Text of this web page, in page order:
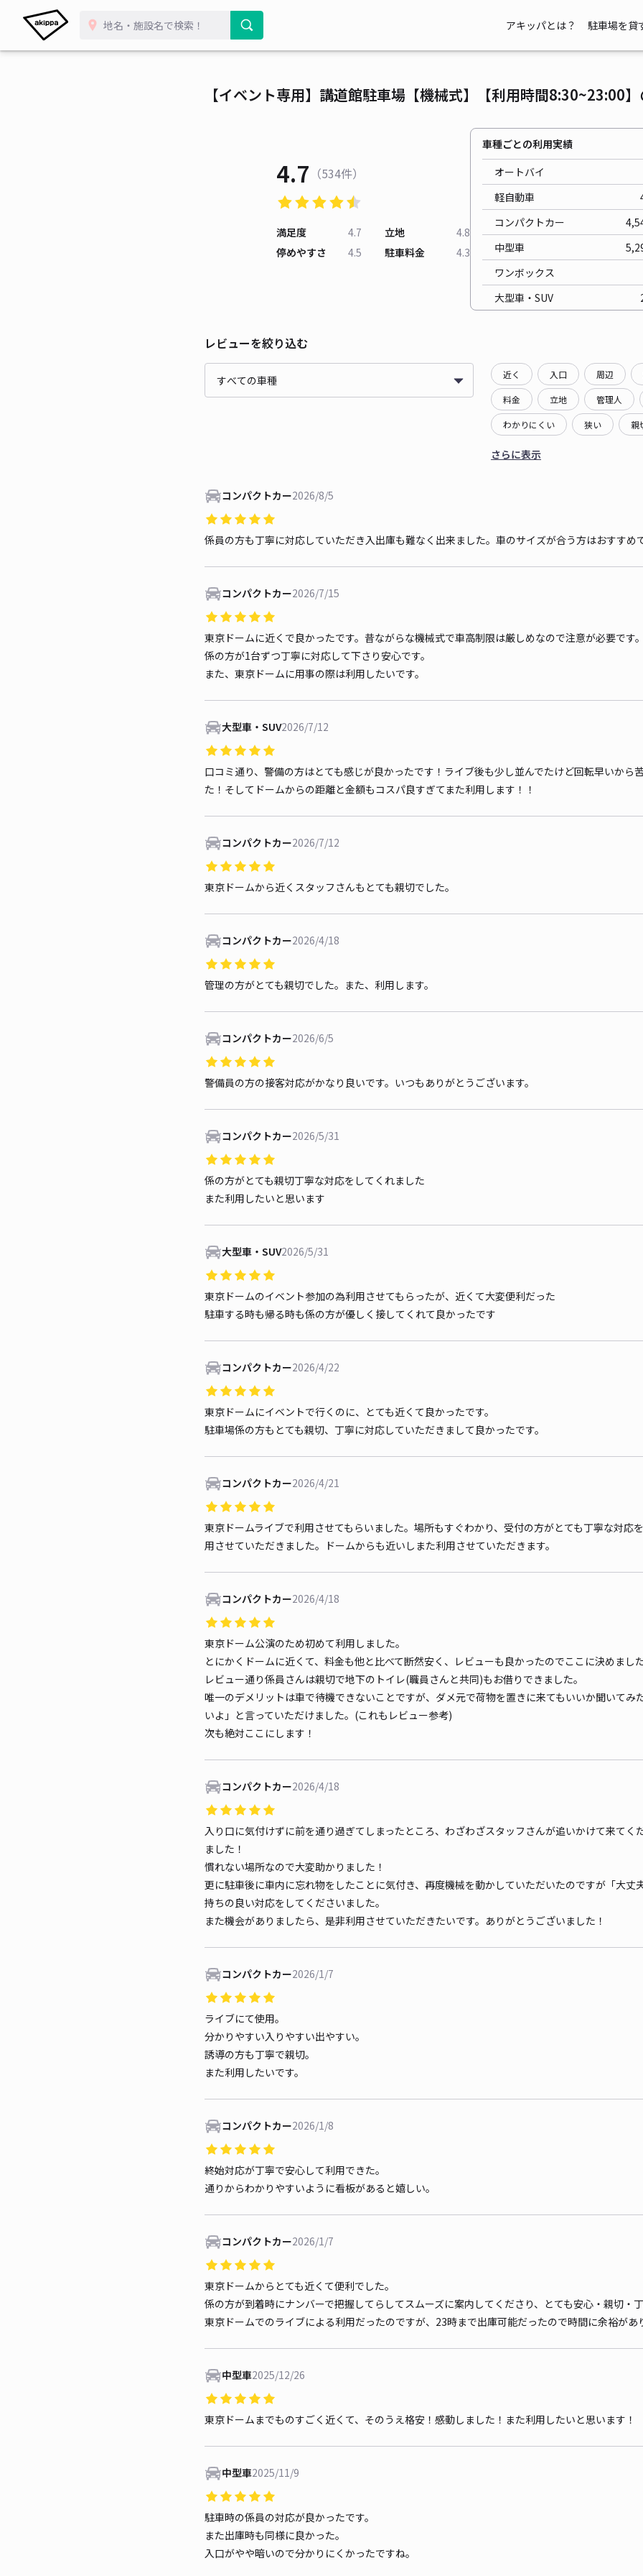
アキッパとは？ 駐車場を貸
【イベント専用】講道館駐車場【機械式】【利用時間8:30~23:00
4.7 （534件）
満足度 4.7 立地
4.8
停めやすさ
4.5 駐車料金 4.3
車種ごとの利用実績
オートバイ
軽自動車
コンパクトカー
中型車
ワンボックス
大型車・SUV
レビューを絞り込む
近く 入口 周辺
料金 立地 管理人
わかりにくい 狭い 親
さらに表示
コンパクトカー2026/8/5
係員の方も丁寧に対応していただき入出庫も難なく出来ました。車のサイズが合う方はおすすめで
コンパクトカー2026/7/15
東京ドームに近くで良かったです。昔ながらな機械式で車高制限は厳しめなので注意が必要です。
係の方が1台ずつ丁寧に対応して下さり安心です。
また、東京ドームに用事の際は利用したいです。
大型車・SUV2026/7/12
口コミ通り、警備の方はとても感じが良かったです！ライブ後も少し並んでたけど回転早いから
た！そしてドームからの距離と金額もコスパ良すぎてまた利用します！！
コンパクトカー2026/7/12
東京ドームから近くスタッフさんもとても親切でした。
コンパクトカー2026/4/18
管理の方がとても親切でした。また、利用します。
コンパクトカー2026/6/5
警備員の方の接客対応がかなり良いです。いつもありがとうございます。
コンパクトカー2026/5/31
係の方がとても親切丁寧な対応をしてくれました
また利用したいと思います
大型車・SUV2026/5/31
東京ドームのイベント参加の為利用させてもらったが、近くて大変便利だった
駐車する時も帰る時も係の方が優しく接してくれて良かったです
コンパクトカー2026/4/22
東京ドームにイベントで行くのに、とても近くて良かったです。
駐車場係の方もとても親切、丁寧に対応していただきまして良かったです。
コンパクトカー2026/4/21
東京ドームライブで利用させてもらいました。場所もすぐわかり、受付の方がとても丁寧な対応
用させていただきました。ドームからも近いしまた利用させていただきます。
コンパクトカー2026/4/18
東京ドーム公演のため初めて利用しました。
とにかくドームに近くて、料金も他と比べて断然安く、レビューも良かったのでここに決めました
レビュー通り係員さんは親切で地下のトイレ(職員さんと共同)もお借りできました。
唯一のデメリットは車で待機できないことですが、ダメ元で荷物を置きに来てもいいか聞いてみ
いよ」と言っていただけました。(これもレビュー参考)
次も絶対ここにします！
コンパクトカー2026/4/18
入り口に気付けずに前を通り過ぎてしまったところ、わざわざスタッフさんが追いかけて来てく
ました！
慣れない場所なので大変助かりました！
更に駐車後に車内に忘れ物をしたことに気付き、再度機械を動かしていただいたのですが「大丈
持ちの良い対応をしてくださいました。
また機会がありましたら、是非利用させていただきたいです。ありがとうございました！
コンパクトカー2026/1/7
ライブにて使用。
分かりやすい入りやすい出やすい。
誘導の方も丁寧で親切。
また利用したいです。
コンパクトカー2026/1/8
終始対応が丁寧で安心して利用できた。
通りからわかりやすいように看板があると嬉しい。
コンパクトカー2026/1/7
東京ドームからとても近くて便利でした。
係の方が到着時にナンバーで把握してらしてスムーズに案内してくださり、とても安心・親切・
東京ドームでのライブによる利用だったのですが、23時まで出庫可能だったので時間に余裕があ
中型車2025/12/26
東京ドームまでものすごく近くて、そのうえ格安！感動しました！また利用したいと思います！
中型車2025/11/9
駐車時の係員の対応が良かったです。
また出庫時も同様に良かった。
入口がやや暗いので分かりにくかったですね。